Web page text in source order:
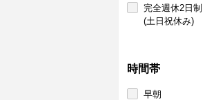
完全週休2日制
(土日祝休み)
時間帯
早朝